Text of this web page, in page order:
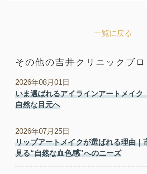
一覧に戻る
その他の吉井クリニックブ
2026年08月01日
いま選ばれるアイラインアートメイク
自然な目元へ
2026年07月25日
リップアートメイクが選ばれる理由｜
見る“自然な血色感”へのニーズ